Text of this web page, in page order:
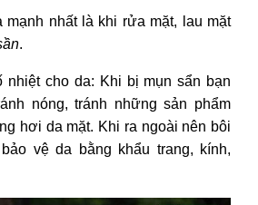
mạnh nhất là khi rửa mặt, lau mặt
.
nhiệt cho da: Khi bị mụn sẩn bạn
nóng, tránh những sản phẩm
hơi da mặt. Khi ra ngoài nên bôi
vệ da bằng khẩu trang, kính,